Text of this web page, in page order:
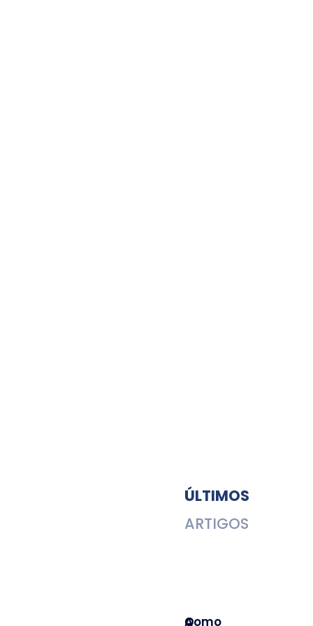
ÚLTIMOS
ARTIGOS
A
Como
O